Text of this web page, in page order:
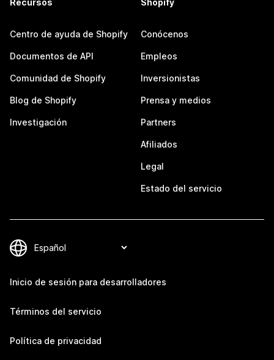
Recursos
Centro de ayuda de Shopify
Documentos de API
Comunidad de Shopify
Blog de Shopify
Investigación
Shopify
Conócenos
Empleos
Inversionistas
Prensa y medios
Partners
Afiliados
Legal
Estado del servicio
Inicio de sesión para desarrolladores
Términos del servicio
Política de privacidad